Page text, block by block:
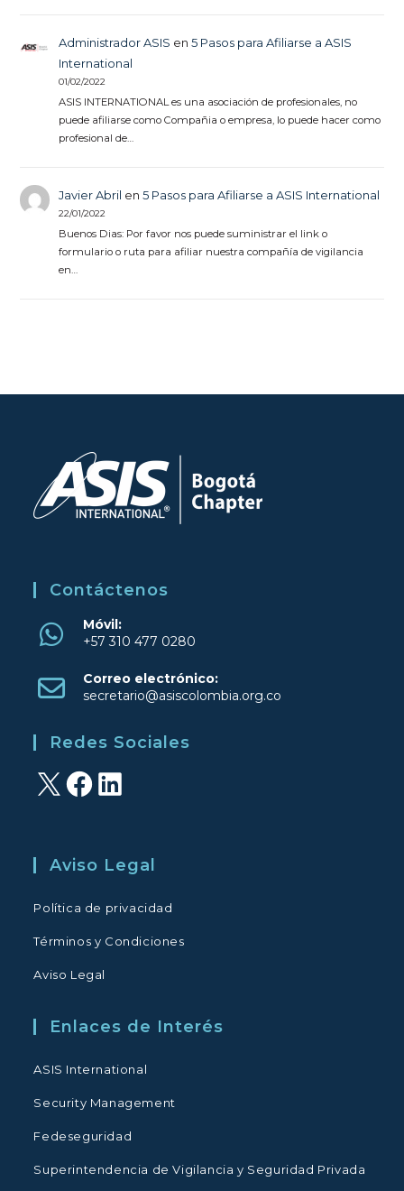
Administrador ASIS en 5 Pasos para Afiliarse a ASIS
International
01/02/2022
ASIS INTERNATIONAL es una asociación de profesionales, no
puede afiliarse como Compañia o empresa, lo puede hacer como
profesional de…
Javier Abril en 5 Pasos para Afiliarse a ASIS International
22/01/2022
Buenos Dias: Por favor nos puede suministrar el link o
formulario o ruta para afiliar nuestra compañía de vigilancia
en…
Contáctenos
Móvil:
+57 310 477 0280
abre
en
nueva
pestaña
Correo electrónico:
secretario@asiscolombia.org.co
Redes Sociales
X FacebookLinkedIn
Aviso Legal
Política de privacidad
Términos y Condiciones
Aviso Legal
Enlaces de Interés
ASIS International
Security Management
Fedeseguridad
Superintendencia de Vigilancia y Seguridad Privada